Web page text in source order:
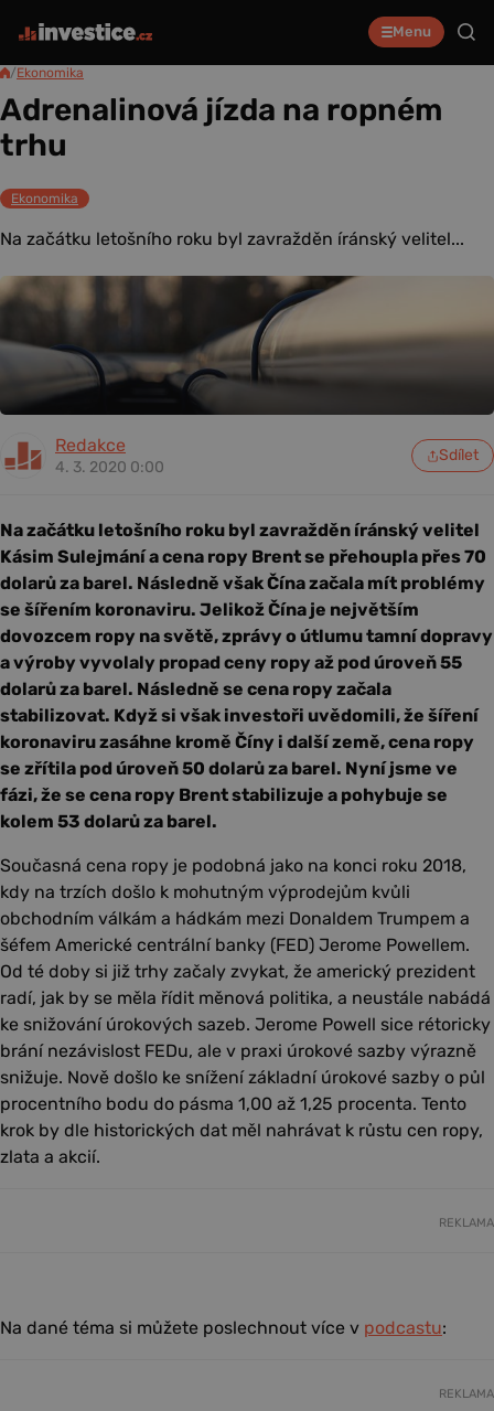
Menu
/Ekonomika
Adrenalinová jízda na ropném
trhu
Ekonomika
Na začátku letošního roku byl zavražděn íránský velitel...
Redakce
4. 3. 2020 0:00
Sdílet
Na začátku letošního roku byl zavražděn íránský velitel
Kásim Sulejmání a cena ropy Brent se přehoupla přes 70
dolarů za barel. Následně však Čína začala mít problémy
se šířením koronaviru. Jelikož Čína je největším
dovozcem ropy na světě, zprávy o útlumu tamní dopravy
a výroby vyvolaly propad ceny ropy až pod úroveň 55
dolarů za barel. Následně se cena ropy začala
stabilizovat. Když si však investoři uvědomili, že šíření
koronaviru zasáhne kromě Číny i další země, cena ropy
se zřítila pod úroveň 50 dolarů za barel. Nyní jsme ve
fázi, že se cena ropy Brent stabilizuje a pohybuje se
kolem 53 dolarů za barel.
Současná cena ropy je podobná jako na konci roku 2018,
kdy na trzích došlo k mohutným výprodejům kvůli
obchodním válkám a hádkám mezi Donaldem Trumpem a
šéfem Americké centrální banky (FED) Jerome Powellem.
Od té doby si již trhy začaly zvykat, že americký prezident
radí, jak by se měla řídit měnová politika, a neustále nabádá
ke snižování úrokových sazeb. Jerome Powell sice rétoricky
brání nezávislost FEDu, ale v praxi úrokové sazby výrazně
snižuje. Nově došlo ke snížení základní úrokové sazby o půl
procentního bodu do pásma 1,00 až 1,25 procenta. Tento
krok by dle historických dat měl nahrávat k růstu cen ropy,
zlata a akcií.
REKLAMA
Na dané téma si můžete poslechnout více v podcastu:
REKLAMA